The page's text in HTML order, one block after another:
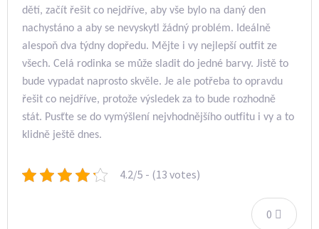
dětí, začít řešit co nejdříve, aby vše bylo na daný den
nachystáno a aby se nevyskytl žádný problém. Ideálně
alespoň dva týdny dopředu. Mějte i vy nejlepší outfit ze
všech. Celá rodinka se může sladit do jedné barvy. Jistě to
bude vypadat naprosto skvěle. Je ale potřeba to opravdu
řešit co nejdříve, protože výsledek za to bude rozhodně
stát. Pusťte se do vymýšlení nejvhodnějšího outfitu i vy a to
klidně ještě dnes.
4.2/5 - (13 votes)
0